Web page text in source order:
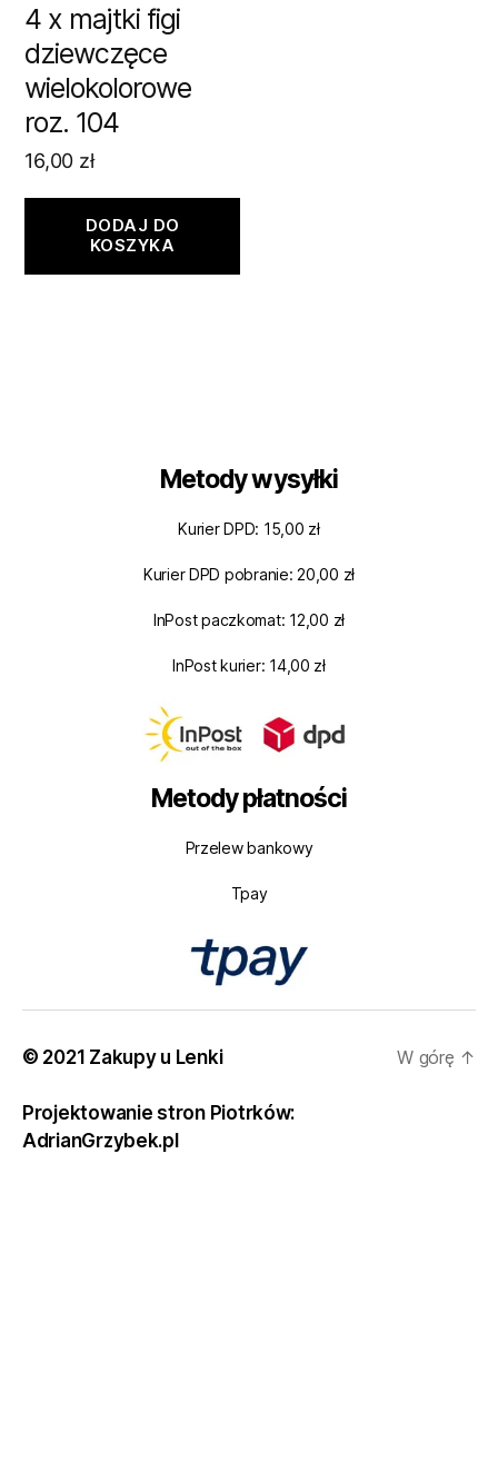
4 x majtki figi
dziewczęce
wielokolorowe
roz. 104
16,00 zł
DODAJ DO
KOSZYKA
Metody wysyłki
Kurier DPD: 15,00 zł
Kurier DPD pobranie: 20,00 zł
InPost paczkomat: 12,00 zł
InPost kurier: 14,00 zł
Metody płatności
Przelew bankowy
Tpay
© 2021 Zakupy u Lenki
Projektowanie stron Piotrków:
AdrianGrzybek.pl
W górę ↑